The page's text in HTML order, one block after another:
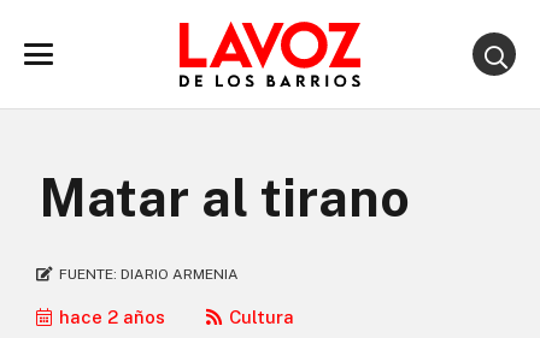
Matar al tirano
FUENTE: DIARIO ARMENIA
hace 2 años Cultura